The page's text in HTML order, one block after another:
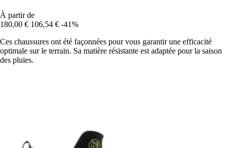
À partir de
180,00 € 106,54 € -41%
Ces chaussures ont été façonnées pour vous garantir une efficacité
optimale sur le terrain. Sa matière résistante est adaptée pour la saison
des pluies.